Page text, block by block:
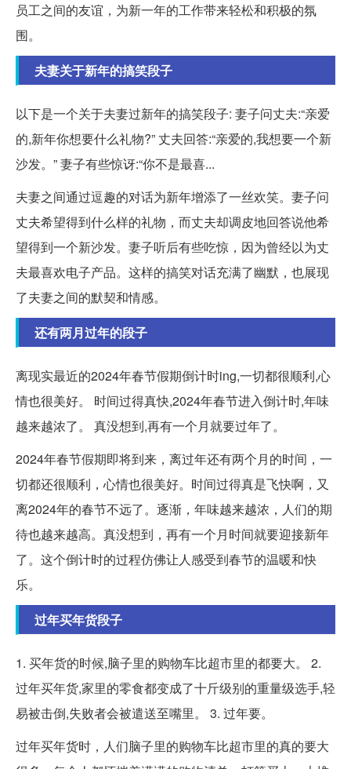
员工之间的友谊，为新一年的工作带来轻松和积极的氛
围。
夫妻关于新年的搞笑段子
以下是一个关于夫妻过新年的搞笑段子: 妻子问丈夫:“亲爱
的,新年你想要什么礼物?” 丈夫回答:“亲爱的,我想要一个新
沙发。” 妻子有些惊讶:“你不是最喜...
夫妻之间通过逗趣的对话为新年增添了一丝欢笑。妻子问
丈夫希望得到什么样的礼物，而丈夫却调皮地回答说他希
望得到一个新沙发。妻子听后有些吃惊，因为曾经以为丈
夫最喜欢电子产品。这样的搞笑对话充满了幽默，也展现
了夫妻之间的默契和情感。
还有两月过年的段子
离现实最近的2024年春节假期倒计时ing,一切都很顺利,心
情也很美好。 时间过得真快,2024年春节进入倒计时,年味
越来越浓了。 真没想到,再有一个月就要过年了。
2024年春节假期即将到来，离过年还有两个月的时间，一
切都还很顺利，心情也很美好。时间过得真是飞快啊，又
离2024年的春节不远了。逐渐，年味越来越浓，人们的期
待也越来越高。真没想到，再有一个月时间就要迎接新年
了。这个倒计时的过程仿佛让人感受到春节的温暖和快
乐。
过年买年货段子
1. 买年货的时候,脑子里的购物车比超市里的都要大。 2.
过年买年货,家里的零食都变成了十斤级别的重量级选手,轻
易被击倒,失败者会被遣送至嘴里。 3. 过年要。
过年买年货时，人们脑子里的购物车比超市里的真的要大